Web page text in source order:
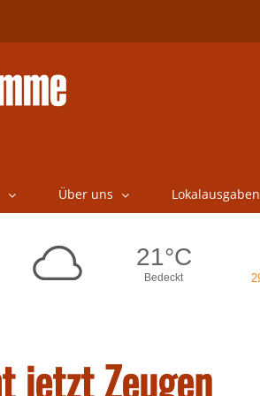
Über uns Lokalausgaben
jetzt Zeugen